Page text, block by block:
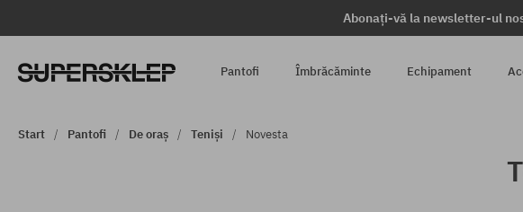
Abonați-vă la newsletter-ul
Pantofi Îmbrăcăminte Echipament
Start Pantofi De oraș Teniși Novesta